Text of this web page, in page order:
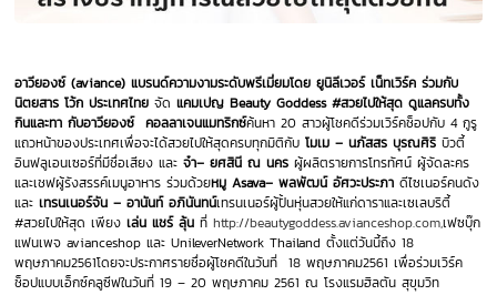
อาวียองซ์(aviance)แบรนด์ความงามระดับพรีเมี่ยมโดย ยูนิลีเวอร์ เน็ทเวิร์ค ร่วมกับ
นิตยสาร โว้ก ประเทศไทย จัดแคมเปญBeauty Goddess #สวยไปให้สุด ดูแลครบทั้ง
กินและทา กับอาวียองซ์ คอลลาเจนแมทริกซ์ค้นหา 20สาวผู้โชคดีร่วมเวิร์คช็อปกับ 4 กูรู
แถวหน้าของประเทศเพื่อจะได้สวยไปให้สุดครบทุกมิติกับโมเม – นภัสสร บุรณศิริบิวตี้
อินฟลูเอนเซอร์ที่มีชื่อเสียง และจ๋า– ยศสินี ณ นครผู้ผลิตรายการโทรทัศน์ ผู้จัดละคร
และเชฟผู้รังสรรค์เมนูอาหาร ร่วมด้วยหมูAsava– พลพัฒน์ อัศวะประภา ดีไซเนอร์คนดัง
และเทรนเนอร์จัน – อานันท์ อภินันทน์เทรนเนอร์ผู้ปั้นหุ่นสวยให้แก่ดาราและเซเลบริตี้
#สวยไปให้สุด เพียงเล่น แชร์ ลุ้นที่http://beautygoddess.avianceshop.com,เฟซบุ๊ก
แฟนเพจ avianceshop และ UnileverNetwork Thailand ตั้งแต่วันนี้ถึง 18
พฤษภาคม2561โดยจะประกาศรายชื่อผู้โชคดีในวันที่ 18 พฤษภาคม2561 เพื่อร่วมเวิร์ค
ช็อปแบบเอ็กซ์คลูซีฟในวันที่ 19 – 20 พฤษภาคม 2561 ณ โรงแรมฮิลตัน สุขุมวิท